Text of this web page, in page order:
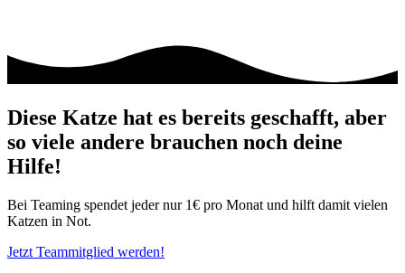
Diese Katze hat es bereits geschafft, aber
so viele andere brauchen noch deine
Hilfe!
Bei Teaming spendet jeder nur 1€ pro Monat und hilft damit vielen
Katzen in Not.
Jetzt Teammitglied werden!